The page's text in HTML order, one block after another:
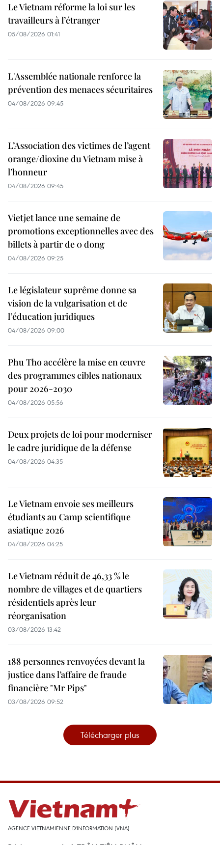
Le Vietnam réforme la loi sur les
travailleurs à l’étranger
05/08/2026 01:41
L'Assemblée nationale renforce la
prévention des menaces sécuritaires
04/08/2026 09:45
L’Association des victimes de l’agent
orange/dioxine du Vietnam mise à
l’honneur
04/08/2026 09:45
Vietjet lance une semaine de
promotions exceptionnelles avec des
billets à partir de 0 dong
04/08/2026 09:25
Le législateur suprême donne sa
vision de la vulgarisation et de
l’éducation juridiques
04/08/2026 09:00
Phu Tho accélère la mise en œuvre
des programmes cibles nationaux
pour 2026-2030
04/08/2026 05:56
Deux projets de loi pour moderniser
le cadre juridique de la défense
04/08/2026 04:35
Le Vietnam envoie ses meilleurs
étudiants au Camp scientifique
asiatique 2026
04/08/2026 04:25
Le Vietnam réduit de 46,33 % le
nombre de villages et de quartiers
résidentiels après leur
réorganisation
03/08/2026 13:42
188 personnes renvoyées devant la
justice dans l’affaire de fraude
financière "Mr Pips"
03/08/2026 09:52
Télécharger plus
AGENCE VIETNAMIENNE D'INFORMATION (VNA)